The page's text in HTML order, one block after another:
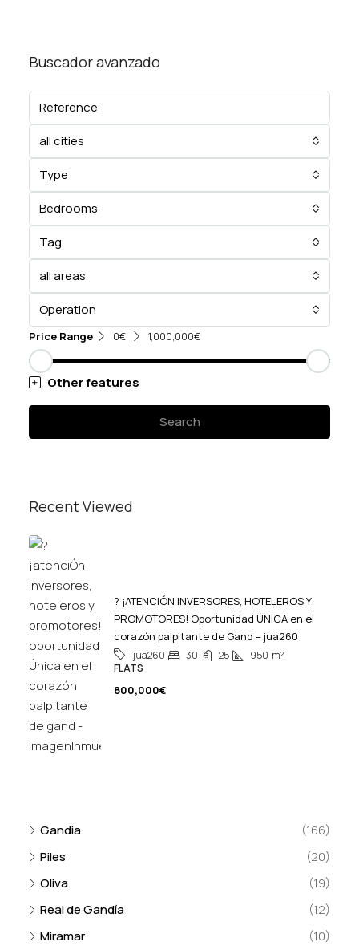
Buscador avanzado
all cities
Type
Bedrooms
Tag
all areas
Operation
Price Range 0€ 1,000,000€
Other features
Search
Recent Viewed
? ¡ATENCIÓN INVERSORES, HOTELEROS Y
PROMOTORES! Oportunidad ÚNICA en el
corazón palpitante de Gand – jua260
jua260 30 25 950 m²
FLATS
800,000€
Gandia
(166)
Piles
(20)
Oliva
(19)
Real de Gandía
(12)
Miramar
(10)